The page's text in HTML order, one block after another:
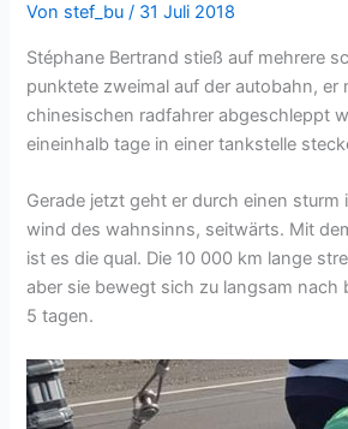
Von stef_bu/ 31 Juli 2018
Stéphane Bertrand stieß auf mehrere
punktete zweimal auf der autobahn, er
chinesischen radfahrer abgeschleppt
eineinhalb tage in einer tankstelle
Gerade jetzt geht er durch einen sturm
wind des wahnsinns, seitwärts. Mit
ist es die qual. Die 10 000 km lange
aber sie bewegt sich zu langsam nach
5 tagen.